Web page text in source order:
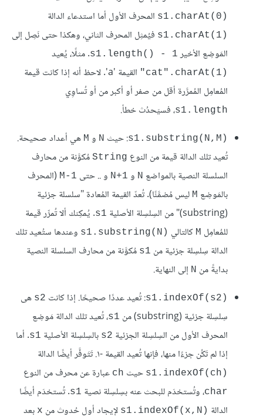
s1.charAt(0)‎ المحرف الأول أما استدعاء الدالة
s1.charAt(1)‎ فيُمثِل المحرف الثاني، وهكذا حتى نَصِل إلى
المَوضِع الأخير s1.length() - 1. مثلًا، يُعيد
‎"cat".charAt(1)‎
القيمة 'a'. لاحظ أنه إذا كانت قيمة
المُعامِل المُمرَّرة أقل من صفر أو أكبر من أو تُساوِي
s1.length، فسيَحدُث خطأ.
s1.substring(N,M)‎: حيث N و M هي أعداد صحيحة.
تُعيد تلك الدالة قيمة من النوع String مُكوَّنة من محارف
السلسلة النصية بالمواضع N و N+1 و .. حتى M-1 (المحرف
بالمَوضِع M ليس مُضمَّنًا). تُعدّ القيمة المُعادة "سلسلة جزئية
(substring)" من السِلسِلة الأصلية
s1. يُمكِنك ألا تُمرِّر قيمة
للمُعامِل M كالتالي s1.substring(N)‎ وعندها ستُعيد تلك
الدالة سِلسِلة جزئية من s1 مُكوَّنة من محارف السلسلة النصية
بدايةً من N إلى النهاية.
s1.indexOf(s2)‎: تُعيد عددًا صحيحًا. إذا كانت s2 هى
سِلسِلة جزئية (substring) من
s1، تُعيد تلك الدالة مَوضِع
المحرف الأول من السِلسِلة الجزئية s2 بالسِلسِلة الأصلية s1. أما
إذا لم تَكُن جزءًا منها، فإنها تُعيد القيمة -١. تَتَوفَّر أيضًا الدالة
s1.indexOf(ch)‎ حيث ch عبارة عن محرف من النوع
char، وتُستخدَم للبحث عنه بسِلسِلة نصية s1. تُستخدَم أيضًا
الدالة s1.indexOf(x,N)‎ لإيجاد أول حُدوث من x بعد